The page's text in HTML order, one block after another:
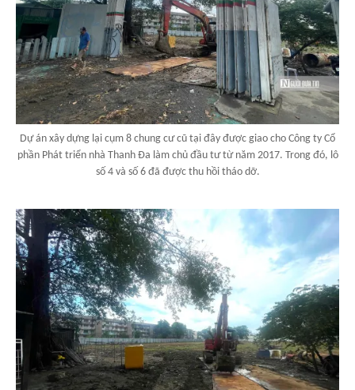
Dự án xây dựng lại cụm 8 chung cư cũ tại đây được giao cho Công ty Cổ
phần Phát triển nhà Thanh Đa làm chủ đầu tư từ năm 2017. Trong đó, lô
số 4 và số 6 đã được thu hồi tháo dỡ.